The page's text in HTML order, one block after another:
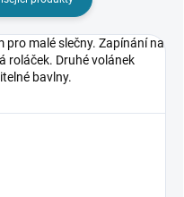
pro malé slečny. Zapínání na
roláček. Druhé volánek
bavlny.